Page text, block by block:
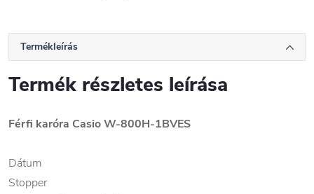
Termékleírás
Termék részletes leírása
Férfi karóra Casio W-800H-1BVES
Dátum
Stopper